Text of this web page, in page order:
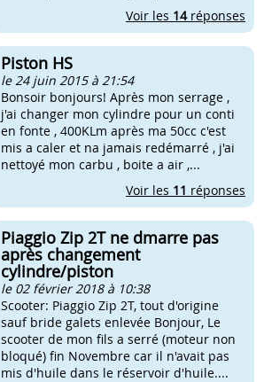
Voir les 14réponses
Piston HS
le 24 juin 2015 à 21:54
Bonsoir bonjours! Après mon serrage ,
j'ai changer mon cylindre pour un conti
en fonte , 400KLm après ma 50cc c'est
mis a caler et na jamais redémarré , j'ai
nettoyé mon carbu , boite a air ,...
Voir les 11 réponses
Piaggio Zip 2T ne dmarre pas
après changement
cylindre/piston
le 02 février 2018 à 10:38
Scooter: Piaggio Zip 2T, tout d'origine
sauf bride galets enlevée Bonjour, Le
scooter de mon fils a serré (moteur non
bloqué) fin Novembre car il n'avait pas
mis d'huile dans le réservoir d'huile....